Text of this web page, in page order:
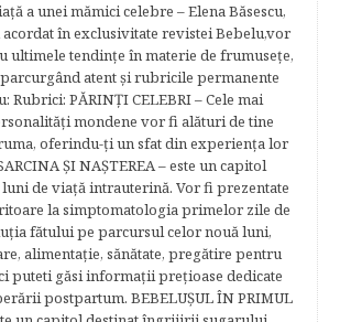
a unei mămici celebre – Elena Băsescu,
în exclusivitate revistei Bebelu,vor
ultimele tendinţe în materie de frumuseţe,
atent şi rubricile permanente
Rubrici: PĂRINŢI CELEBRI – Cele mai
mondene vor fi alături de tine
oferindu-ţi un sfat din experienţa lor
ŞI NAŞTEREA – este un capitol
de viaţă intrauterină. Vor fi prezentate
la simptomatologia primelor zile de
fătului pe parcursul celor nouă luni,
alimentaţie, sănătate, pregătire pentru
puteti găsi informaţii preţioase dedicate
postpartum. BEBELUŞUL ÎN PRIMUL